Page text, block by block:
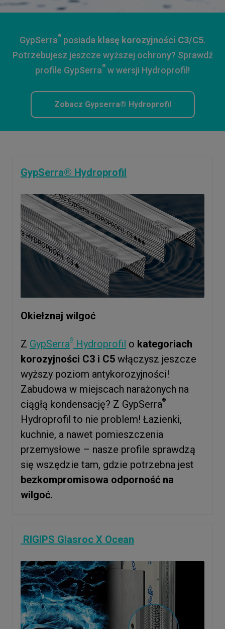
GypSerra ® posiada klasę korozyjności C3/C5.
Potrzebujesz jeszcze wyższej ochrony? Sprawdź
profile GypSerra ® w wersji Hydroprofil!
Zobacz Gypserra® Hydroprofil
GypSerra® Hydroprofil
Okiełznaj wilgoć
Z GypSerra® Hydroprofil o kategoriach
korozyjności C3 i C5 włączysz jeszcze
wyższy poziom antykorozyjności!
Zabudowa w miejscach narażonych na
ciągłą kondensację? Z GypSerra®
Hydroprofil to nie problem! Łazienki,
kuchnie, a nawet pomieszczenia
przemysłowe – nasze profile sprawdzą
się wszędzie tam, gdzie potrzebna jest
bezkompromisowa odporność na
wilgoć.
RIGIPS Glasroc X Ocean